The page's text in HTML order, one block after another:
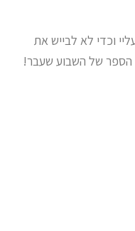
וכדי לא לבייש את
הספר של השבוע שעבר!